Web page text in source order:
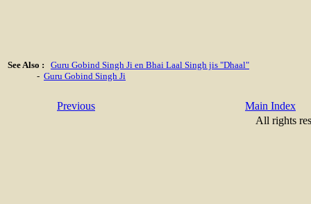
See Also :
Guru Gobind Singh Ji en Bhai Laal Singh jis "Dhaal"
- Guru Gobind Singh Ji
Previous
Main Index
All rights